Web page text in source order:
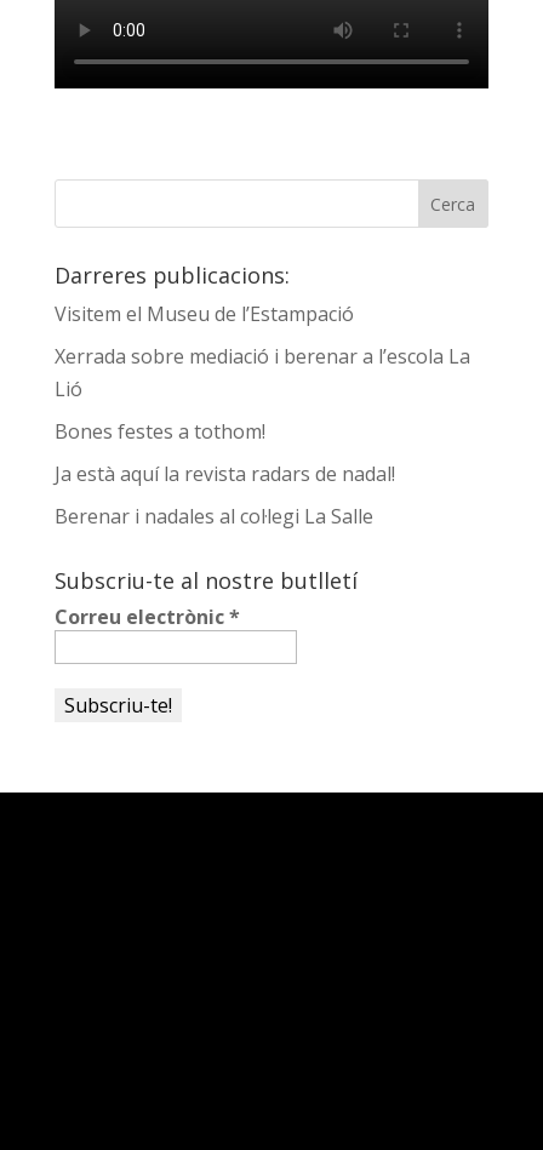
Darreres publicacions:
Visitem el Museu de l’Estampació
Xerrada sobre mediació i berenar a l’escola La
Lió
Bones festes a tothom!
Ja està aquí la revista radars de nadal!
Berenar i nadales al col·legi La Salle
Subscriu-te al nostre butlletí
Correu electrònic*